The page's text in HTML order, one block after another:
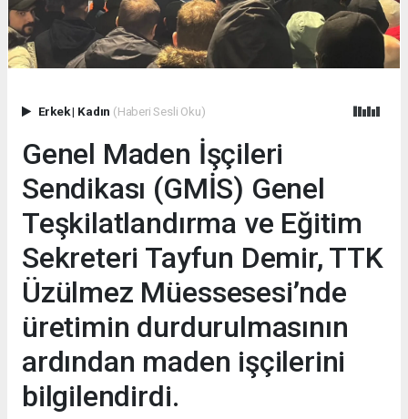
Erkek| Kadın (Haberi Sesli Oku)
Genel Maden İşçileri
Sendikası (GMİS) Genel
Teşkilatlandırma ve Eğitim
Sekreteri Tayfun Demir, TTK
Üzülmez Müessesesi’nde
üretimin durdurulmasının
ardından maden işçilerini
bilgilendirdi.